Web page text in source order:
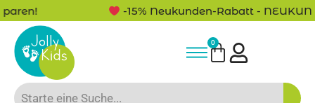
-15% Neukunden-Rabatt - NEUKUNDE15
0